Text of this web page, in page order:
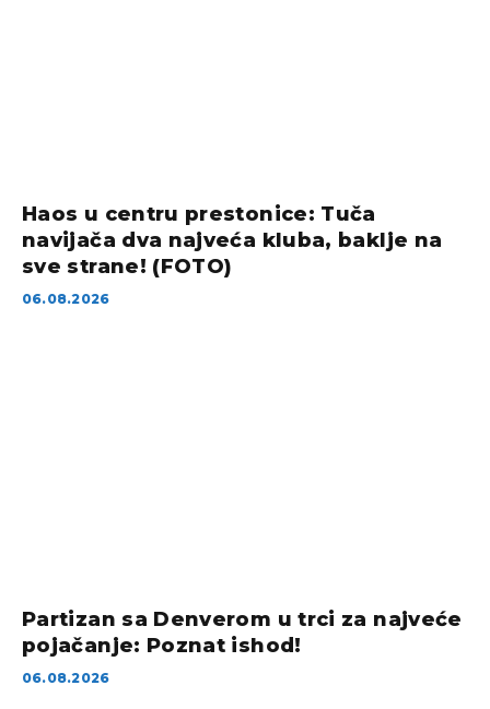
Haos u centru prestonice: Tuča
navijača dva najveća kluba, baklje na
sve strane! (FOTO)
06.08.2026
Partizan sa Denverom u trci za najveće
pojačanje: Poznat ishod!
06.08.2026